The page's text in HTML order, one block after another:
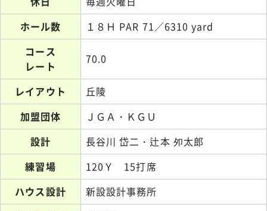
ホール数
１８Ｈ PAR 71／6310 yard
コース
レート
70.0
レイアウト
丘陵
加盟団体
ＪＧＡ・ＫＧＵ
設計
長谷川 岱二・辻本 夘太郎
練習場
120Ｙ 15打席
ハウス設計
新設設計事務所